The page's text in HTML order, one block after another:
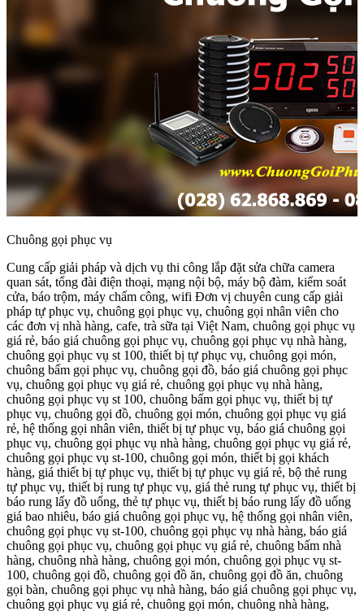
Chuông gọi phục vụ
Cung cấp giải pháp và dịch vụ thi công lắp đặt sửa chữa camera
quan sát, tổng đài điện thoại, mạng nội bộ, máy bộ đàm, kiểm soát
cửa, báo trộm, máy chấm công, wifi Đơn vị chuyên cung cấp giải
pháp tự phục vụ, chuông gọi phục vụ, chuông gọi nhân viên cho
các đơn vị nhà hàng, cafe, trà sữa tại Việt Nam, chuông gọi phục vụ
giá rẻ, báo giá chuông gọi phục vụ, chuông gọi phục vụ nhà hàng,
chuông gọi phục vụ st 100, thiết bị tự phục vụ, chuông gọi món,
chuông bấm gọi phục vụ, chuông gọi đồ, báo giá chuông gọi phục
vụ, chuông gọi phục vụ giá rẻ, chuông gọi phục vụ nhà hàng,
chuông gọi phục vụ st 100, chuông bấm gọi phục vụ, thiết bị tự
phục vụ, chuông gọi đồ, chuông gọi món, chuông gọi phục vụ giá
rẻ, hệ thống gọi nhân viên, thiết bị tự phục vụ, báo giá chuông gọi
phục vụ, chuông gọi phục vụ nhà hàng, chuông gọi phục vụ giá rẻ,
chuông gọi phục vụ st-100, chuông gọi món, thiết bị gọi khách
hàng, giá thiết bị tự phục vụ, thiết bị tự phục vụ giá rẻ, bộ thẻ rung
tự phục vụ, thiết bị rung tự phục vụ, giá thẻ rung tự phục vụ, thiết bị
báo rung lấy đồ uống, thẻ tự phục vụ, thiết bị báo rung lấy đồ uống
giá bao nhiêu, báo giá chuông gọi phục vụ, hệ thống gọi nhân viên,
chuông gọi phục vụ st-100, chuông gọi phục vụ nhà hàng, báo giá
chuông gọi phục vụ, chuông gọi phục vụ giá rẻ, chuông bấm nhà
hàng, chuông nhà hàng, chuông gọi món, chuông gọi phục vụ st-
100, chuông gọi đồ, chuông gọi đồ ăn, chuông gọi đồ ăn, chuông
gọi bàn, chuông gọi phục vụ nhà hàng, báo giá chuông gọi phục vụ,
chuông gọi phục vụ giá rẻ, chuông gọi món, chuông nhà hàng,